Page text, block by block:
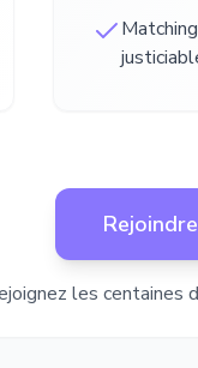
les centaines